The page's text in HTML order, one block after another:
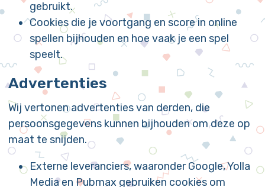
gebruikt.
Cookies die je voortgang en score in online
spellen bijhouden en hoe vaak je een spel
speelt.
Advertenties
Wij vertonen advertenties van derden, die
persoonsgegevens kunnen bijhouden om deze op
maat te snijden.
Externe leveranciers, waaronder Google, Yolla
Media en Pubmax gebruiken cookies om